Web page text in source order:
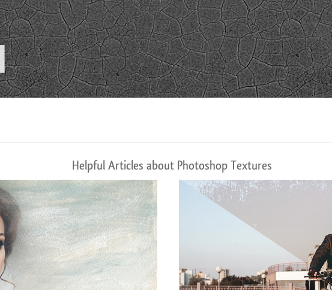
Helpful Articles about Photoshop Textures